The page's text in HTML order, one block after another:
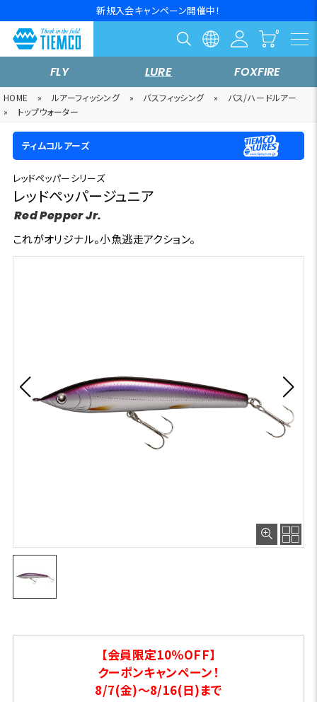
新規入会キャンペーン開催中！
FLY LURE FOXFIRE
HOME » ルアーフィッシング » バスフィッシング »
バス/ハードルアー
»
トップウォーター
ティムコルアーズ
レッドペッパーシリーズ
レッドペッパージュニア
Red Pepper Jr.
これがオリジナル。小魚逃走アクション。
【会員限定10％OFF】
クーポンキャンペーン！
8/7(金)～8/16(日)まで